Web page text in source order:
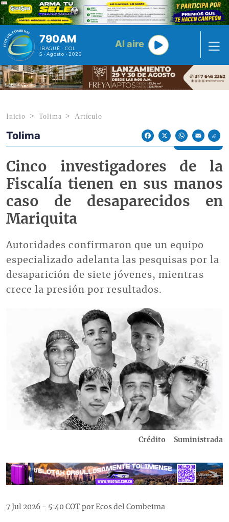
Pasar al contenido principal
790AM
IBAGUÉ - COL
5 · Agosto · 2026
Al aire
Inicio Tolima Artículo
Econoticias y Eventos
Tolima
FacebookX WhatsAppEmail
Cinco investigadores de la
Fiscalía tienen en sus manos
caso de desaparecidos en
Mariquita
Autoridades confirmaron que un equipo
especializado adelanta las pesquisas por la
desaparición de siete jóvenes, mientras
crece la presión por resultados.
Crédito Suministrada
7 Jul 2026 - 5:40 COT por Ecos del Combeima